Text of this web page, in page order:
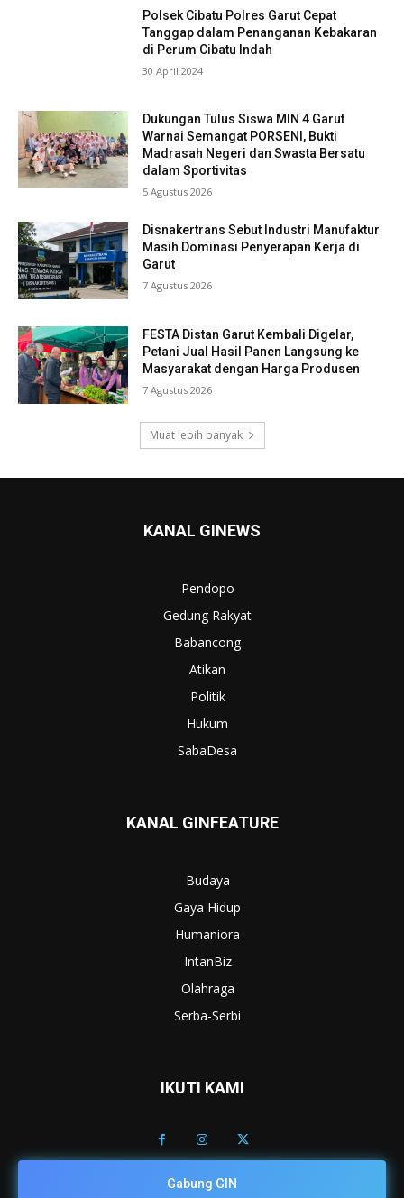
Polsek Cibatu Polres Garut Cepat
Tanggap dalam Penanganan Kebakaran
di Perum Cibatu Indah
30 April 2024
Dukungan Tulus Siswa MIN 4 Garut
Warnai Semangat PORSENI, Bukti
Madrasah Negeri dan Swasta Bersatu
dalam Sportivitas
5 Agustus 2026
Disnakertrans Sebut Industri Manufaktur
Masih Dominasi Penyerapan Kerja di
Garut
7 Agustus 2026
FESTA Distan Garut Kembali Digelar,
Petani Jual Hasil Panen Langsung ke
Masyarakat dengan Harga Produsen
7 Agustus 2026
Muat lebih banyak
KANAL GINEWS
Pendopo
Gedung Rakyat
Babancong
Atikan
Politik
Hukum
SabaDesa
KANAL GINFEATURE
Budaya
Gaya Hidup
Humaniora
IntanBiz
Olahraga
Serba-Serbi
IKUTI KAMI
Gabung GIN